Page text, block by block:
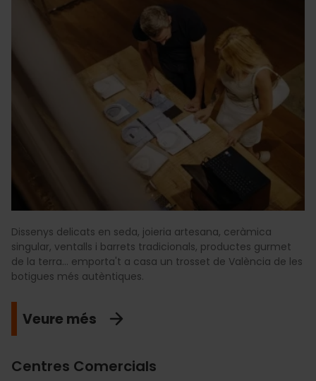
Dissenys delicats en seda, joieria artesana, ceràmica
singular, ventalls i barrets tradicionals, productes gurmet
de la terra... emporta't a casa un trosset de València de les
botigues més autèntiques.
Veure més
Centres Comercials